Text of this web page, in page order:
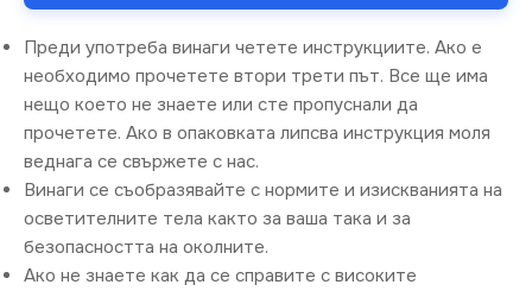
Преди употреба винаги четете инструкциите. Ако е
необходимо прочетете втори трети път. Все ще има
нещо което не знаете или сте пропуснали да
прочетете. Ако в опаковката липсва инструкция моля
веднага се свържете с нас.
Винаги се съобразявайте с нормите и изискванията на
осветителните тела както за ваша така и за
безопасността на околните.
Ако не знаете как да се справите с високите